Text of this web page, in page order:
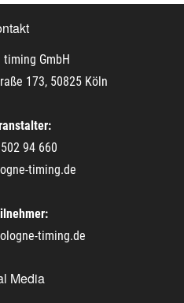
timing GmbH
173, 50825 Köln
94 660
timing.de
timing.de
Media